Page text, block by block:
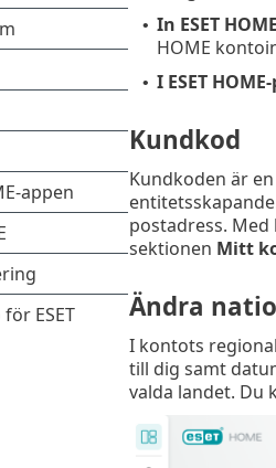
• In ESET HOME
HOME
• I ESET
Kundkod
Kundkoden är
postadress.
sektionen Mitt
Ändra
I kontots
till dig samt
valda landet. Du